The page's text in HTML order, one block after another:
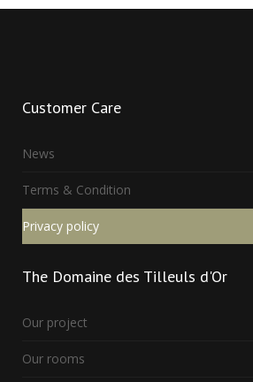
Customer Care
News
Terms & Condition
Privacy policy
The Domaine des Tilleuls d'Or
Our project
Our rooms